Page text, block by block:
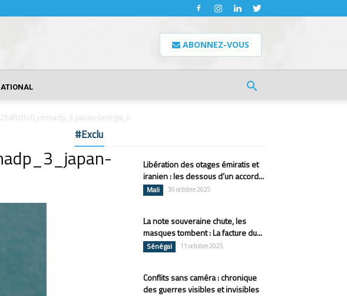
ABONNEZ-VOUS
senegal_0
#Exclu
Libération des otages émiratis et
iranien : les dessous d’un accord...
Mali 30 octobre 2025
La note souveraine chute, les
masques tombent : La facture du...
Sénégal 11 octobre 2025
Conflits sans caméra : chronique
des guerres visibles et invisibles